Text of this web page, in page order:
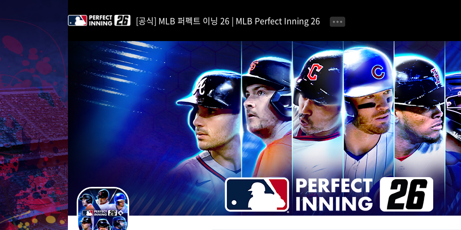
o
C
o
n
t
e
n
t
[공식] MLB 퍼펙트 이닝 26 | MLB Perfect Inning 26
공지사항 이벤트 안내 자유 게시판 가이드